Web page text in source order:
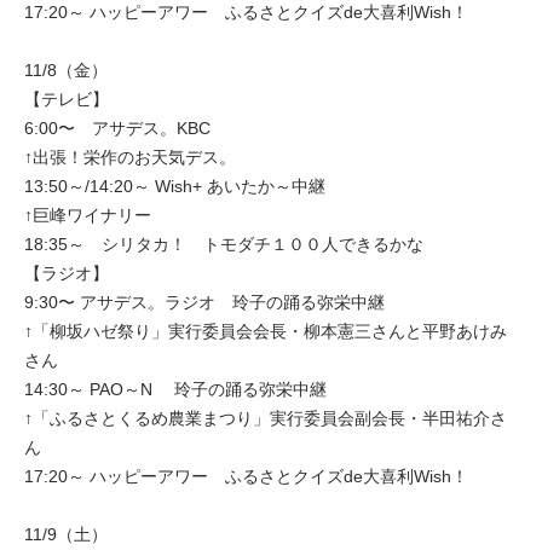
17:20～ ハッピーアワー ふるさとクイズde大喜利Wish！
11/8（金）
【テレビ】
6:00〜 アサデス。KBC
↑出張！栄作のお天気デス。
13:50～/14:20～ Wish+ あいたか～中継
↑巨峰ワイナリー
18:35～ シリタカ！ トモダチ１００人できるかな
【ラジオ】
9:30〜 アサデス。ラジオ 玲子の踊る弥栄中継
↑「柳坂ハゼ祭り」実行委員会会長・柳本憲三さんと平野あけみ
さん
14:30～ PAO～N 玲子の踊る弥栄中継
↑「ふるさとくるめ農業まつり」実行委員会副会長・半田祐介さ
ん
17:20～ ハッピーアワー ふるさとクイズde大喜利Wish！
11/9（土）